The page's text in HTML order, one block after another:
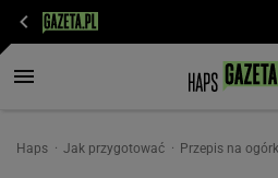
Haps Jak przygotować Przepis na